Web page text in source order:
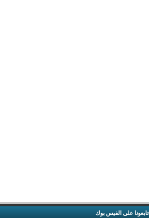
تابعونا على الفيس بوك